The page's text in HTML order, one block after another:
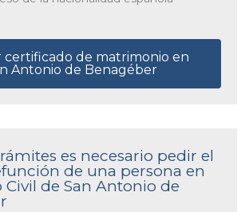
certificado de matrimonio en
Antonio de Benagéber
es necesario pedir el
de una persona en
Civil de San Antonio de